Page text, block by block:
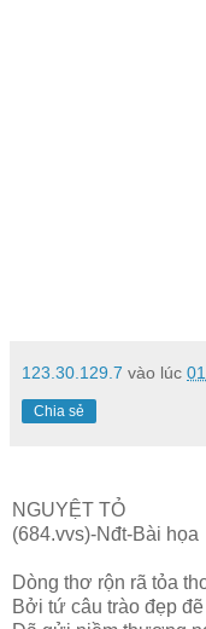
123.30.129.7 vào lúc
Chia sẻ
NGUYỆT TỎ
(684.vvs)-Nđt-Bài họa
Dòng thơ rộn rã tỏa
Bởi tứ câu trào đẹp đẽ